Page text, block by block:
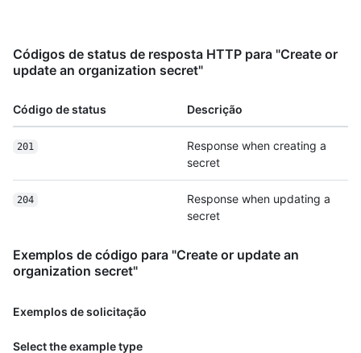
Códigos de status de resposta HTTP para "Create or
update an organization secret"
Código de status Descrição
201
Response when creating a
secret
204
Response when updating a
secret
Exemplos de código para "Create or update an
organization secret"
Exemplos de solicitação
Select the example type